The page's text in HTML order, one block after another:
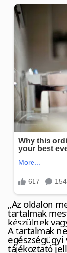
„Az oldalon
tartalmak
készülnek
A tartalmak
egészségügyi
tájékoztató